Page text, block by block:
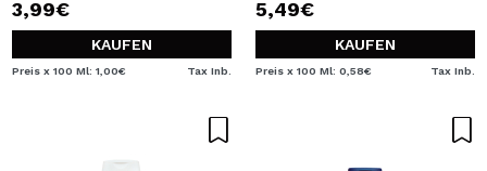
3,99€
KAUFEN
Preis x 100 Ml: 1,00€ Tax Inb.
5,49€
KAUFEN
Preis x 100 Ml: 0,58€ Tax Inb.